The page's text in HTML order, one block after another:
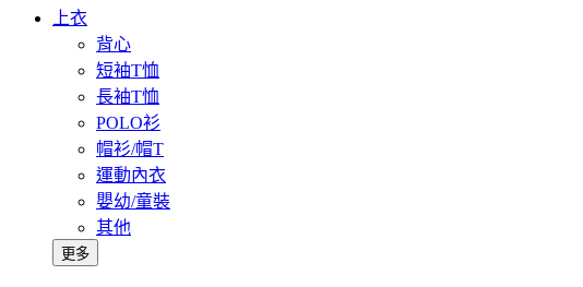
上衣
背心
短袖T恤
長袖T恤
POLO衫
帽衫/帽T
運動內衣
嬰幼/童裝
其他
更多